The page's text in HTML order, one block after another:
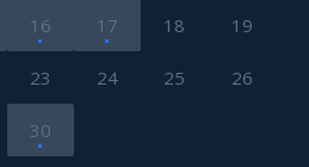
16 17 18 19
23 24 25 26
30